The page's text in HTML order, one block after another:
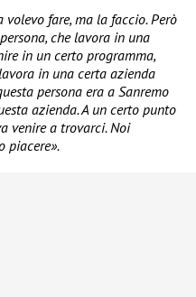
fare, ma la faccio. Però
che lavora in una
in un certo programma,
in una certa azienda
persona era a Sanremo
azienda. A un certo punto
venire a trovarci. Noi
piacere».